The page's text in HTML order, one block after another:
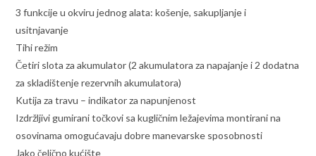
3 funkcije u okviru jednog alata: košenje, sakupljanje i
usitnjavanje
Tihi režim
Četiri slota za akumulator (2 akumulatora za napajanje i 2 dodatna
za skladištenje rezervnih akumulatora)
Kutija za travu – indikator za napunjenost
Izdržljivi gumirani točkovi sa kugličnim ležajevima montirani na
osovinama omogućavaju dobre manevarske sposobnosti
Jako čelično kućište